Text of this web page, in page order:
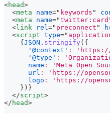
<head>
<meta name=" keywords "
<meta name="twitter:card
<link rel =" preconnect "
<script type="
{JSON . stringify ( {
'@context' : 'https://
'@type' :
name : 'Meta Open
url : 'https://
logo :
'https://
} ) }
</script>
</ head>